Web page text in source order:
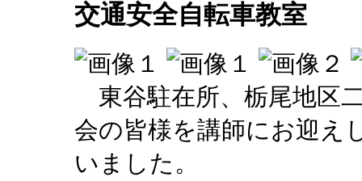
交通安全自転車教室
東谷駐在所、栃尾地区
会の皆様を講師にお迎え
いました。